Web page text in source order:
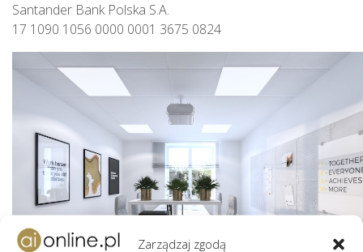
Zarządzaj zgodą
Santander Bank Polska S.A.
17 1090 1056 0000 0001 3675 0824